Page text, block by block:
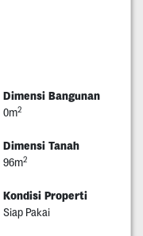
Dimensi Bangunan
0m2
Dimensi Tanah
96m2
Kondisi Properti
Siap Pakai